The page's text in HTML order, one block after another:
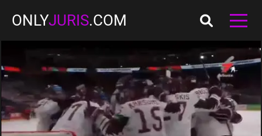
ONLYJURIS.COM